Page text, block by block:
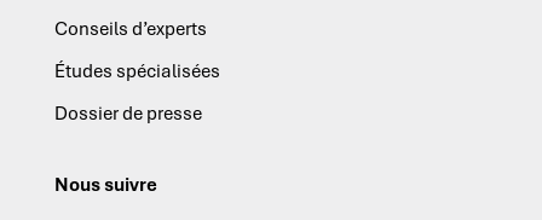
Conseils d’experts
Études spécialisées
Dossier de presse
Nous suivre